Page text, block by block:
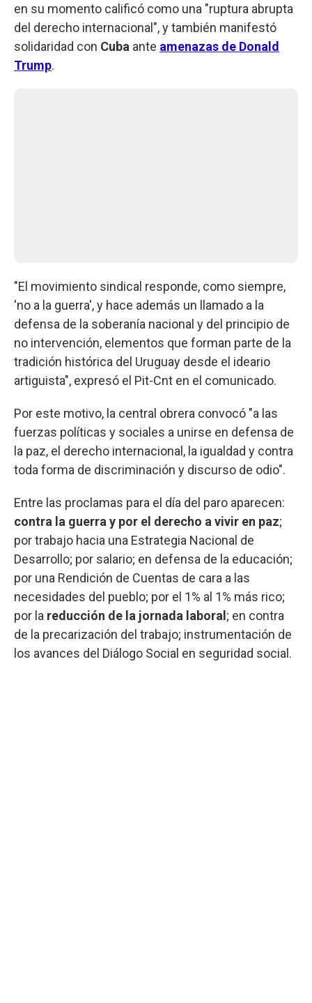
en su momento calificó como una "ruptura abrupta
del derecho internacional", y también manifestó
solidaridad con Cuba ante amenazas de Donald
Trump.
"El movimiento sindical responde, como siempre,
'no a la guerra', y hace además un llamado a la
defensa de la soberanía nacional y del principio de
no intervención, elementos que forman parte de la
tradición histórica del Uruguay desde el ideario
artiguista", expresó el Pit-Cnt en el comunicado.
Por este motivo, la central obrera convocó "a las
fuerzas políticas y sociales a unirse en defensa de
la paz, el derecho internacional, la igualdad y contra
toda forma de discriminación y discurso de odio".
Entre las proclamas para el día del paro aparecen:
contra la guerra y por el derecho a vivir en paz;
por trabajo hacia una Estrategia Nacional de
Desarrollo; por salario; en defensa de la educación;
por una Rendición de Cuentas de cara a las
necesidades del pueblo; por el 1% al 1% más rico;
por la reducción de la jornada laboral ; en contra
de la precarización del trabajo; instrumentación de
los avances del Diálogo Social en seguridad social.